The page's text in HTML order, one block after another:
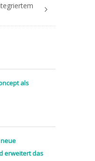
als
neue
erweitert das